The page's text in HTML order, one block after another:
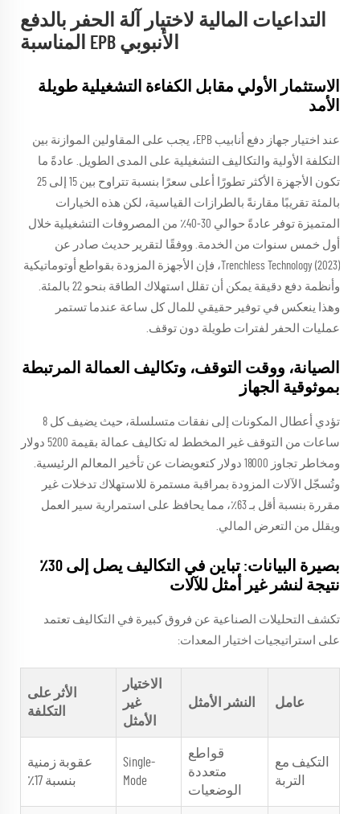
التداعيات المالية لاختيار آلة الحفر بالدفع
الأنبوبي EPB المناسبة
الاستثمار الأولي مقابل الكفاءة التشغيلية طويلة
الأمد
عند اختيار جهاز دفع أنابيب EPB، يجب على المقاولين الموازنة بين
التكلفة الأولية والتكاليف التشغيلية على المدى الطويل. عادةً ما
تكون الأجهزة الأكثر تطورًا أعلى سعرًا بنسبة تتراوح بين 15 إلى 25
بالمئة تقريبًا مقارنةً بالطرازات القياسية، لكن هذه الخيارات
المتميزة توفر عادةً حوالي 30-40٪ من المصروفات التشغيلية خلال
أول خمس سنوات من الخدمة. ووفقًا لتقرير حديث صادر عن
Trenchless Technology (2023)، فإن الأجهزة المزودة بقواطع أوتوماتيكية
وأنظمة دفع دقيقة يمكن أن تقلل استهلاك الطاقة بنحو 22 بالمئة.
وهذا ينعكس في توفير حقيقي للمال كل ساعة عندما تستمر
عمليات الحفر لفترات طويلة دون توقف.
الصيانة، ووقت التوقف، وتكاليف العمالة المرتبطة
بموثوقية الجهاز
تؤدي أعطال المكونات إلى نفقات متسلسلة، حيث يضيف كل 8
ساعات من التوقف غير المخطط له تكاليف عمالة بقيمة 5200 دولار
ومخاطر تجاوز 18000 دولار كتعويضات عن تأخير المعالم الرئيسية.
وتُسجّل الآلات المزودة بمراقبة مستمرة للاستهلاك تدخلات غير
مقررة بنسبة أقل بـ 63٪، مما يحافظ على استمرارية سير العمل
ويقلل من التعرض المالي.
بصيرة البيانات: تباين في التكاليف يصل إلى 30٪
نتيجة لنشر غير أمثل للآلات
تكشف التحليلات الصناعية عن فروق كبيرة في التكاليف تعتمد
على استراتيجيات اختيار المعدات:
عامل النشر الأمثل
الاختيار
غير
الأمثل
الأثر على
التكلفة
التكيف مع
التربة
قواطع
متعددة
الوضعيات
Single-
Mode
عقوبة زمنية
بنسبة 17٪